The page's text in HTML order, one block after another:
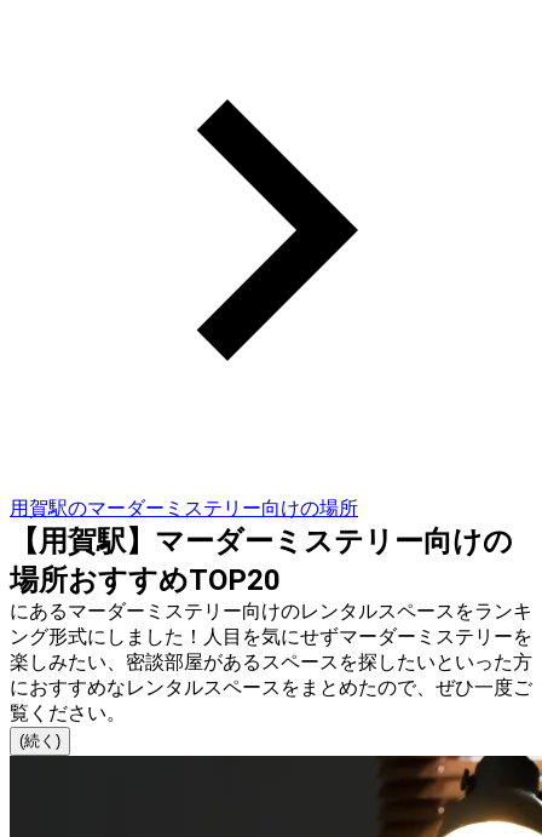
用賀駅のマーダーミステリー向けの場所
【用賀駅】マーダーミステリー向けの
場所おすすめTOP20
にあるマーダーミステリー向けのレンタルスペースをランキ
ング形式にしました！人目を気にせずマーダーミステリーを
楽しみたい、密談部屋があるスペースを探したいといった方
におすすめなレンタルスペースをまとめたので、ぜひ一度ご
覧ください。
(続く)